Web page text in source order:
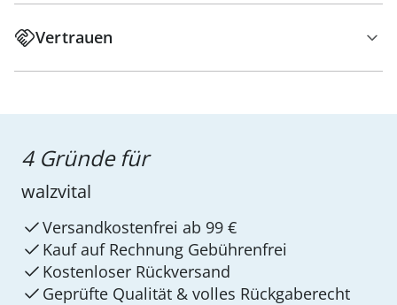
Vertrauen
4 Gründe für
walzvital
Versandkostenfrei ab 99 €
Kauf auf Rechnung Gebührenfrei
Kostenloser Rückversand
Geprüfte Qualität & volles Rückgaberecht